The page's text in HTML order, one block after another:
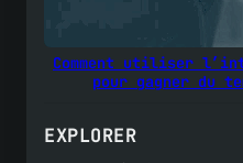
Comment utiliser
pour gagner du
EXPLORER